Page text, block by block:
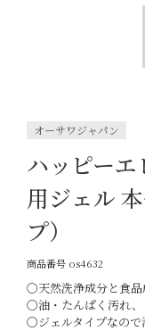
オーサワジャパン
ハッピー
用ジェル
プ）
商品番号 os4632
〇天然洗浄成分と食
〇油・たんぱく汚れ
〇ジェルタイプなの